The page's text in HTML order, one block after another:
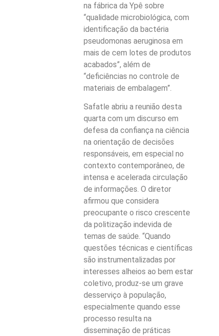
na fábrica da Ypê sobre
“qualidade microbiológica, com
identificação da bactéria
pseudomonas aeruginosa em
mais de cem lotes de produtos
acabados”, além de
“deficiências no controle de
materiais de embalagem”.
Safatle abriu a reunião desta
quarta com um discurso em
defesa da confiança na ciência
na orientação de decisões
responsáveis, em especial no
contexto contemporâneo, de
intensa e acelerada circulação
de informações. O diretor
afirmou que considera
preocupante o risco crescente
da politização indevida de
temas de saúde. “Quando
questões técnicas e científicas
são instrumentalizadas por
interesses alheios ao bem estar
coletivo, produz-se um grave
desserviço à população,
especialmente quando esse
processo resulta na
disseminação de práticas